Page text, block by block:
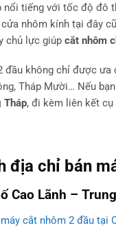
nổi tiếng với tốc độ đô
nhôm kính tại đây
chủ lực giúp cắt nhôm
đầu không chỉ được
Tháp Mười… Nếu
Tháp, đi kèm liên kết
địa chỉ bán
Cao Lãnh –
cắt nhôm 2 đầu tại